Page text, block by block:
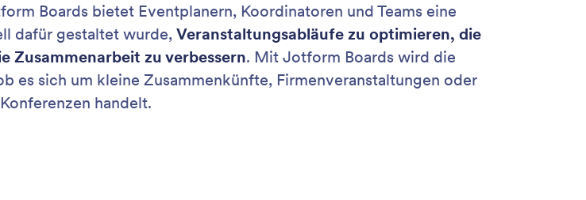
Boards bietet Eventplanern, Koordinatoren und Teams eine
dafür gestaltet wurde,Veranstaltungsabläufe zu optimieren, die
Zusammenarbeit zu verbessern. Mit Jotform Boards wird die
es sich um kleine Zusammenkünfte, Firmenveranstaltungen oder
handelt.